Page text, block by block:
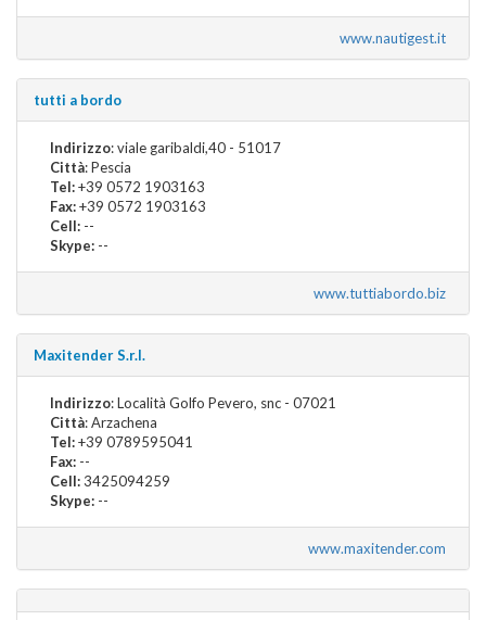
www.nautigest.it
tutti a bordo
Indirizzo: viale garibaldi,40 - 51017
Città: Pescia
Tel:+39 0572 1903163
Fax:+39 0572 1903163
Cell: --
Skype: --
www.tuttiabordo.biz
Maxitender S.r.l.
Indirizzo: Località Golfo Pevero, snc - 07021
Città: Arzachena
Tel:+39 0789595041
Fax: --
Cell:3425094259
Skype: --
www.maxitender.com